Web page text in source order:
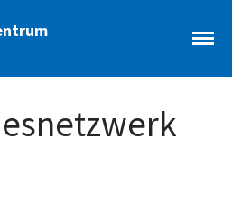
Startseite
Archiv